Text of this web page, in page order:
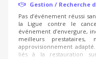
Gestion / Recherche
Pas d’événement réussi
la Ligue contre le
événement d’envergure,
meilleurs
approvisionnement
liés à la restauration